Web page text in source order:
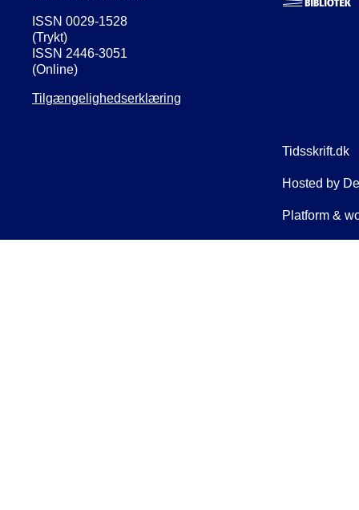
ISSN 0029-1528
(Trykt)
ISSN 2446-3051
(Online)
Tilgængelighedserklæring